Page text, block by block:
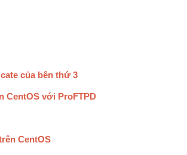
của bên thứ 3
CentOS với ProFTPD
CentOS